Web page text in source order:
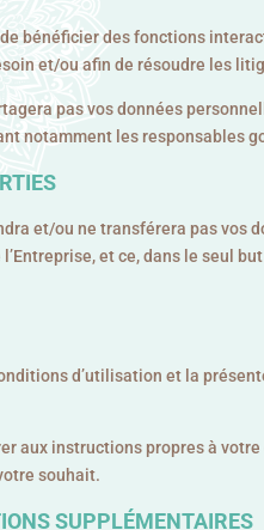
bénéficier des fonctions
et/ou afin de résoudre les
pas vos données
notamment les responsables
et/ou ne transférera pas
et ce, dans le seul
d’utilisation et la
aux instructions propres à
souhait.
SUPPLÉMENTAIRES